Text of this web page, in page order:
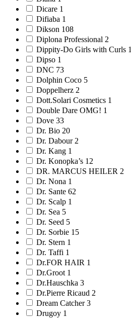
Dicare 1
Difiaba 1
Dikson 108
Diplona Professional 2
Dippity-Do Girls with Curls 1
Dipso 1
DNC 73
Dolphin Coco 5
Doppelherz 2
Dott.Solari Cosmetics 1
Double Dare OMG! 1
Dove 33
Dr. Bio 20
Dr. Dabour 2
Dr. Kang 1
Dr. Konopka’s 12
DR. MARCUS HEILER 2
Dr. Nona 1
Dr. Sante 62
Dr. Scalp 1
Dr. Sea 5
Dr. Seed 5
Dr. Sorbie 15
Dr. Stern 1
Dr. Taffi 1
Dr.FOR HAIR 1
Dr.Groot 1
Dr.Hauschka 3
Dr.Pierre Ricaud 2
Dream Catcher 3
Drugoy 1